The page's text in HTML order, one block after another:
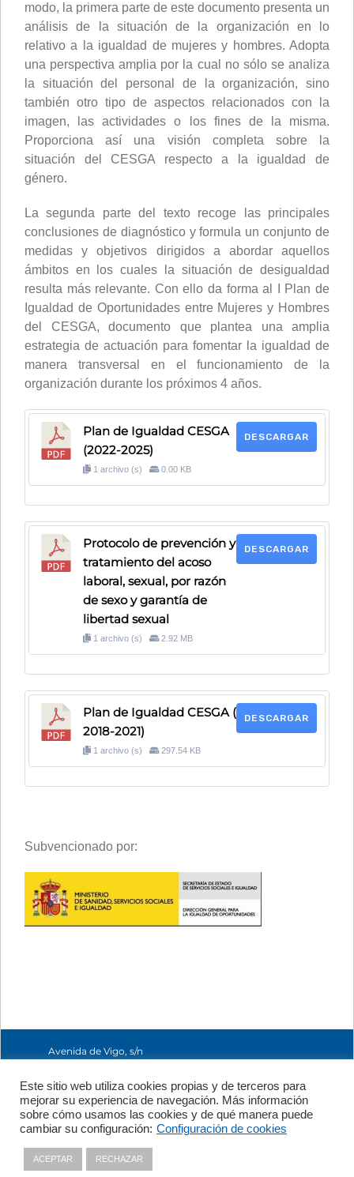
modo, la primera parte de este documento presenta un
análisis de la situación de la organización en lo
relativo a la igualdad de mujeres y hombres. Adopta
una perspectiva amplia por la cual no sólo se analiza
la situación del personal de la organización, sino
también otro tipo de aspectos relacionados con la
imagen, las actividades o los fines de la misma.
Proporciona así una visión completa sobre la
situación del CESGA respecto a la igualdad de
género.
La segunda parte del texto recoge las principales
conclusiones de diagnóstico y formula un conjunto de
medidas y objetivos dirigidos a abordar aquellos
ámbitos en los cuales la situación de desigualdad
resulta más relevante. Con ello da forma al I Plan de
Igualdad de Oportunidades entre Mujeres y Hombres
del CESGA, documento que plantea una amplia
estrategia de actuación para fomentar la igualdad de
manera transversal en el funcionamiento de la
organización durante los próximos 4 años.
Plan de Igualdad CESGA
(2022-2025)
1 archivo (s) 0.00 KB
DESCARGAR
Protocolo de prevención y
tratamiento del acoso
laboral, sexual, por razón
de sexo y garantía de
libertad sexual
1 archivo (s) 2.92 MB
DESCARGAR
Plan de Igualdad CESGA (
2018-2021)
1 archivo (s) 297.54 KB
DESCARGAR
Subvencionado por:
Avenida de Vigo, s/n
Compostela, A
Coruña, España
+34 981 56 98 10
Política de Privacidad
de Cookies
Este sitio web utiliza cookies propias y de terceros para
mejorar su experiencia de navegación. Más información
sobre cómo usamos las cookies y de qué manera puede
cambiar su configuración: Configuración de cookies
ACEPTAR RECHAZAR